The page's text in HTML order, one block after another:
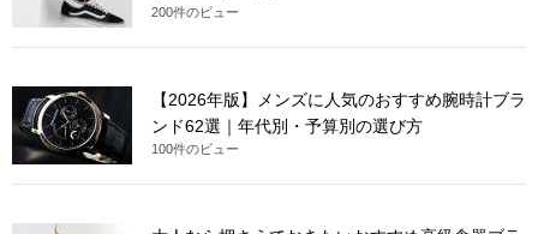
200件のビュー
【2026年版】メンズに人気のおすすめ腕時計ブラ
ンド62選｜年代別・予算別の選び方
100件のビュー